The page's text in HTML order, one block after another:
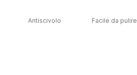
Antiscivolo Facile da pulire